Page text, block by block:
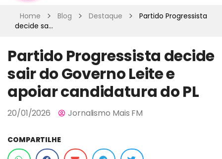
Home Blog Destaque
Partido Progressista
decide sa...
Partido Progressista decide
sair do Governo Leite e
apoiar candidatura do PL
20/01/2026 Jornalismo Mais FM
COMPARTILHE